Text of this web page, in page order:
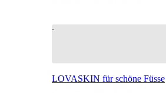
LOVASKIN für schöne Füsse